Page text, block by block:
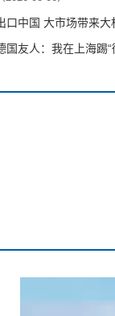
口中国 大市场带来大
国友人：我在上海踢“